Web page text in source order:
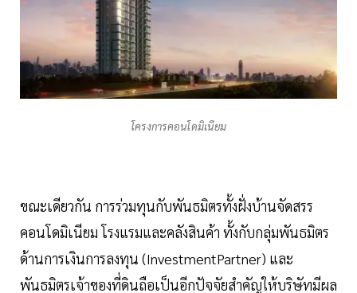
โครงการคอนโดมิเนียม
ขณะเดียวกัน การร่วมทุนกับพันธมิตรทั้งฝั่งบ้านจัดสรร
คอนโดมิเนียม โรงแรมและคลังสินค้า ทั้งกับกลุ่มพันธมิตร
ด้านการเงินการลงทุน (InvestmentPartner) และ
พันธมิตรเจ้าของที่ดินถือเป็นอีกปัจจัยสำคัญให้บริษัทมีผล